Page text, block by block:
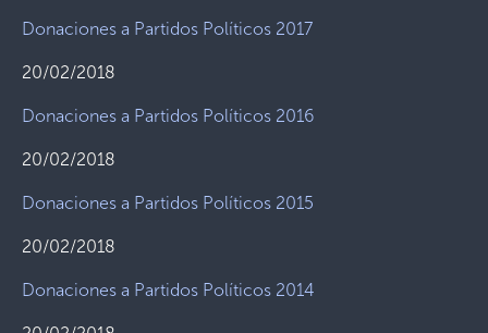
Donaciones a Partidos Políticos 2017
20/02/2018
Donaciones a Partidos Políticos 2016
20/02/2018
Donaciones a Partidos Políticos 2015
20/02/2018
Donaciones a Partidos Políticos 2014